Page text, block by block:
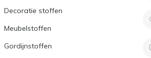
Decoratie stoffen
Meubelstoffen
Gordijnstoffen